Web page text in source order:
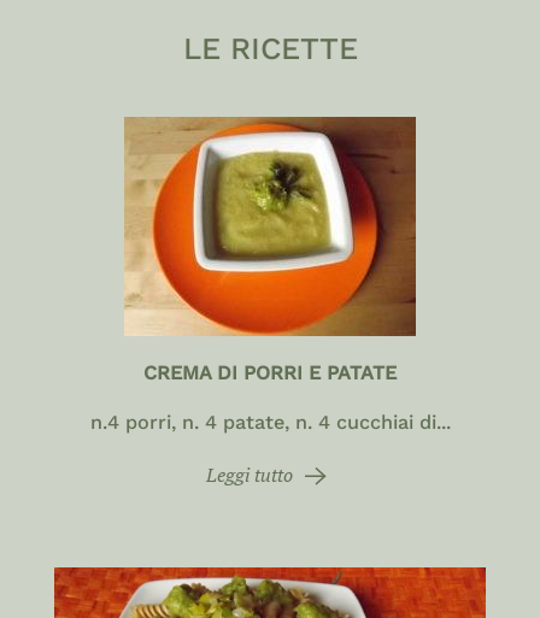
LE RICETTE
CREMA DI PORRI E PATATE
n.4 porri, n. 4 patate, n. 4 cucchiai di...
Leggi tutto